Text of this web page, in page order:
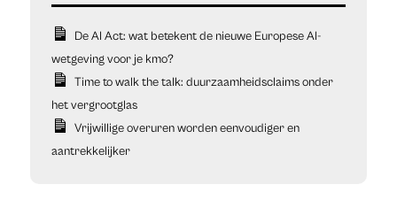
De AI Act: wat betekent de nieuwe Europese AI-
wetgeving voor je kmo?
Time to walk the talk: duurzaamheidsclaims onder
het vergrootglas
Vrijwillige overuren worden eenvoudiger en
aantrekkelijker